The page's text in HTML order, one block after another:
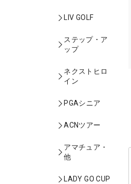
LIV GOLF
ステップ・ア
ップ
ネクストヒロ
イン
PGAシニア
ACNツアー
アマチュア・
他
LADY GO CUP